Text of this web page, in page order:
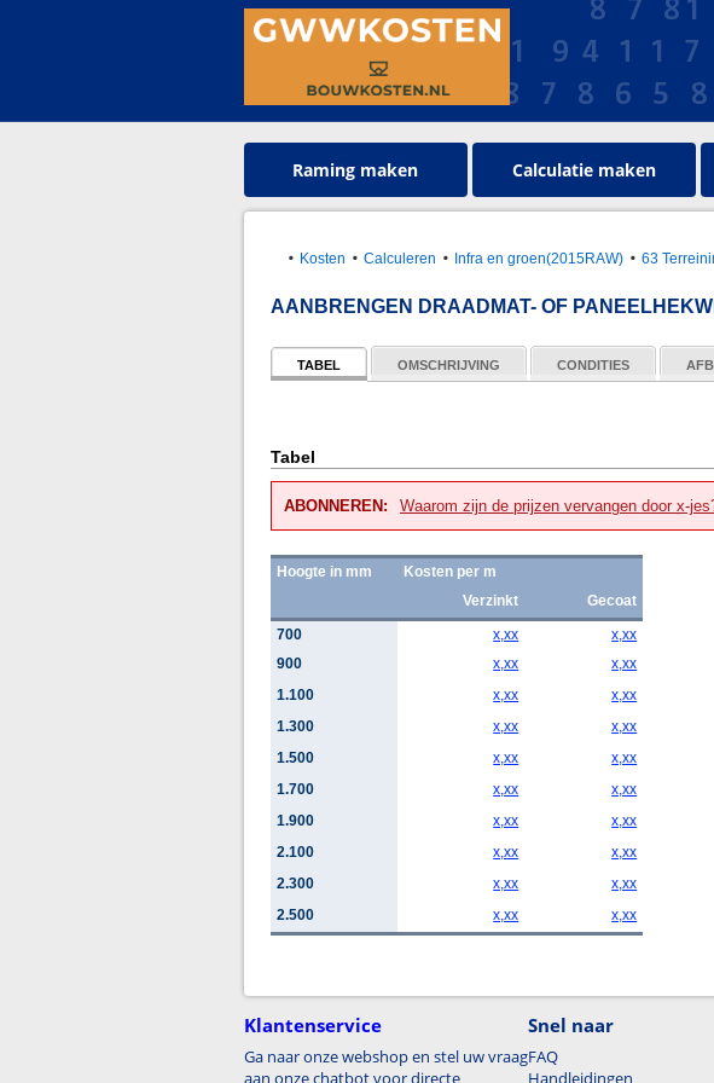
Raming maken Calculatie maken
Kosten Calculeren Infra en groen(2015RAW) 63
AANBRENGEN DRAADMAT- OF
TABEL OMSCHRIJVING CONDITIES
Tabel
ABONNEREN: Waarom zijn de prijzen vervangen door x-
Hoogte in mm
Kosten per m
Verzinkt
Gecoat
700
x,xx
x,xx
900
x,xx
x,xx
1.100
x,xx
x,xx
1.300
x,xx
x,xx
1.500
x,xx
x,xx
1.700
x,xx
x,xx
1.900
x,xx
x,xx
2.100
x,xx
x,xx
2.300
x,xx
x,xx
2.500
x,xx x,xx
Klantenservice
Ga naar onze webshop en stel uw vraag
aan onze chatbot voor directe
Snel naar
FAQ
Handleidingen